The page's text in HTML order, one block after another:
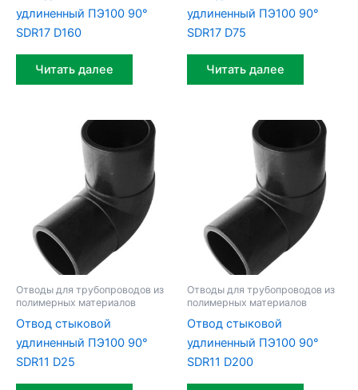
удлиненный ПЭ100 90°
SDR17 D160
Читать далее
удлиненный ПЭ100 90°
SDR17 D75
Читать далее
Отводы для трубопроводов из
полимерных материалов
Отвод стыковой
удлиненный ПЭ100 90°
SDR11 D25
Отводы для трубопроводов из
полимерных материалов
Отвод стыковой
удлиненный ПЭ100 90°
SDR11 D200